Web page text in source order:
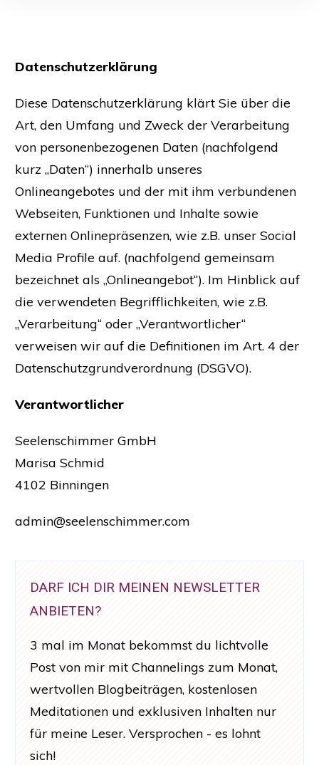
Datenschutzerklärung
Diese Datenschutzerklärung klärt Sie über die
Art, den Umfang und Zweck der Verarbeitung
von personenbezogenen Daten (nachfolgend
kurz „Daten“) innerhalb unseres
Onlineangebotes und der mit ihm verbundenen
Webseiten, Funktionen und Inhalte sowie
externen Onlinepräsenzen, wie z.B. unser Social
Media Profile auf. (nachfolgend gemeinsam
bezeichnet als „Onlineangebot“). Im Hinblick auf
die verwendeten Begrifflichkeiten, wie z.B.
„Verarbeitung“ oder „Verantwortlicher“
verweisen wir auf die Definitionen im Art. 4 der
Datenschutzgrundverordnung (DSGVO).
Verantwortlicher
Seelenschimmer GmbH
Marisa Schmid
4102 Binningen
admin@seelenschimmer.com
DARF ICH DIR MEINEN NEWSLETTER
ANBIETEN?
3 mal im Monat bekommst du lichtvolle
Post von mir mit Channelings zum Monat,
wertvollen Blogbeiträgen, kostenlosen
Meditationen und exklusiven Inhalten nur
für meine Leser. Versprochen - es lohnt
sich!